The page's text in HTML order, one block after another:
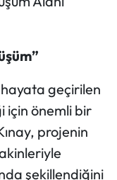
geçirilen
için önemli bir
projenin
şekillendiğini